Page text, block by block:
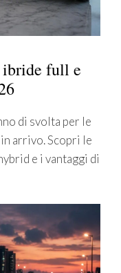
ibride full e
di svolta per le
arrivo. Scopri le
e i vantaggi di